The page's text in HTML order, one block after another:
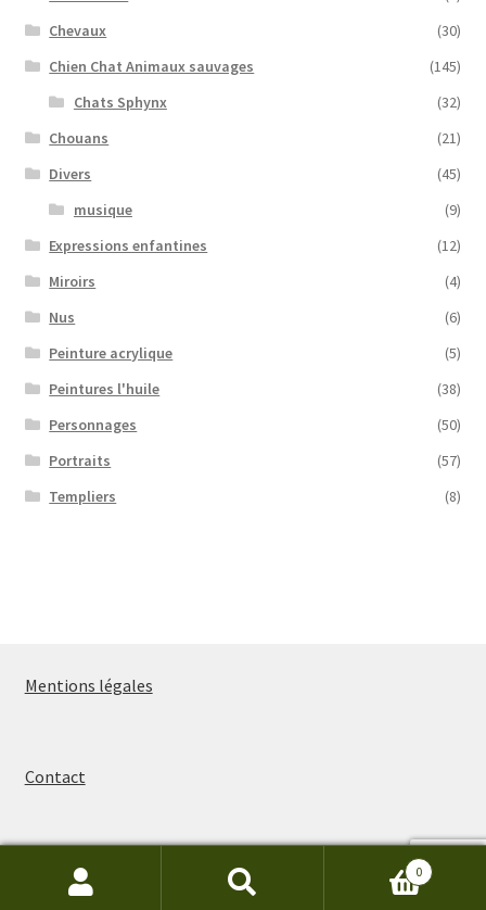
Chevaux
(30)
Chien Chat Animaux sauvages
(145)
Chats Sphynx
(32)
Chouans
(21)
Divers
(45)
musique
(9)
Expressions enfantines
(12)
Miroirs
(4)
Nus
(6)
Peinture acrylique
(5)
Peintures l'huile
(38)
Personnages
(50)
Portraits
(57)
Templiers
(8)
Mentions légales
Contact
Recherche
Recherche
0